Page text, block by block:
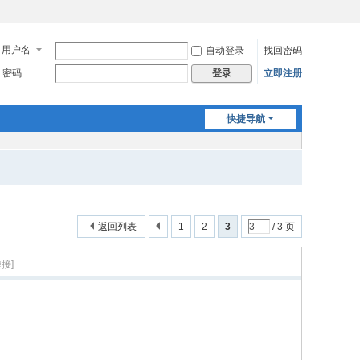
用户名 自动登录
找回密码
密码
登录 立即注册
快捷导航
1 2 3 / 3 页
返回列表
]